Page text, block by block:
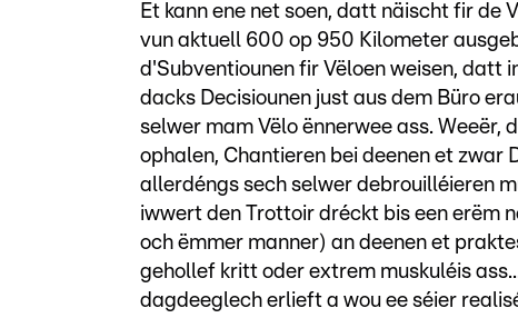
Et kann ene net soen, datt näischt fir de
vun aktuell 600 op 950 Kilometer
d'Subventiounen fir Vëloen weisen,
dacks Decisiounen just aus dem Büro
selwer mam Vëlo ënnerwee ass. Weeër,
ophalen, Chantieren bei deenen et zwar
allerdéngs sech selwer debrouilléieren
iwwert den Trottoir dréckt bis een erëm
och ëmmer manner) an deenen et
gehollef kritt oder extrem muskuléis
dagdeeglech erlieft a wou ee séier